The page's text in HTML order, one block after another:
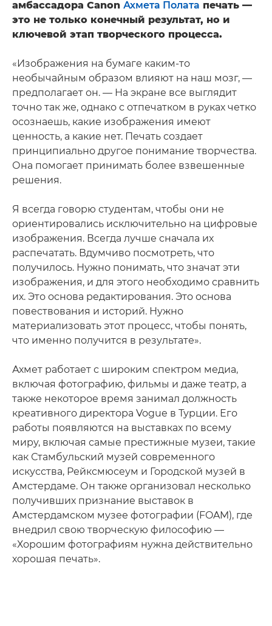
амбассадора Canon Ахмета Полата печать —
это не только конечный результат, но и
ключевой этап творческого процесса.
«Изображения на бумаге каким-то
необычайным образом влияют на наш мозг, —
предполагает он. — На экране все выглядит
точно так же, однако с отпечатком в руках четко
осознаешь, какие изображения имеют
ценность, а какие нет. Печать создает
принципиально другое понимание творчества.
Она помогает принимать более взвешенные
решения.
Я всегда говорю студентам, чтобы они не
ориентировались исключительно на цифровые
изображения. Всегда лучше сначала их
распечатать. Вдумчиво посмотреть, что
получилось. Нужно понимать, что значат эти
изображения, и для этого необходимо сравнить
их. Это основа редактирования. Это основа
повествования и историй. Нужно
материализовать этот процесс, чтобы понять,
что именно получится в результате».
Ахмет работает с широким спектром медиа,
включая фотографию, фильмы и даже театр, а
также некоторое время занимал должность
креативного директора Vogue в Турции. Его
работы появляются на выставках по всему
миру, включая самые престижные музеи, такие
как Стамбульский музей современного
искусства, Рейксмюсеум и Городской музей в
Амстердаме. Он также организовал несколько
получивших признание выставок в
Амстердамском музее фотографии (FOAM), где
внедрил свою творческую философию —
«Хорошим фотографиям нужна действительно
хорошая печать».